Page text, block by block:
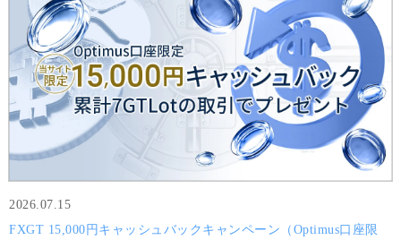
引を完了した場合に限り出金可能です。
2026.07.15
FXGT 15,000円キャッシュバックキャンペーン（Optimus口座限